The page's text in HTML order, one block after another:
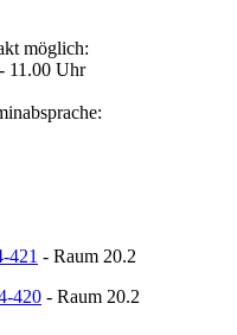
möglich:
11.00 Uhr
421 - Raum 20.2
420 - Raum 20.2